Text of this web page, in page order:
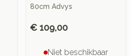
80cm Advys
€ 109,00
Niet beschikbaar